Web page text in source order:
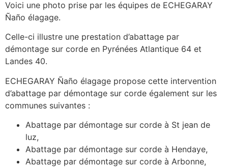
Voici une photo prise par les équipes de ECHEGARAY
Ñaño élagage.
Celle-ci illustre une prestation d’abattage par
démontage sur corde en Pyrénées Atlantique 64 et
Landes 40.
ECHEGARAY Ñaño élagage propose cette intervention
d’abattage par démontage sur corde également sur les
communes suivantes :
Abattage par démontage sur corde à St jean de
luz,
Abattage par démontage sur corde à Hendaye,
Abattage par démontage sur corde à Arbonne,